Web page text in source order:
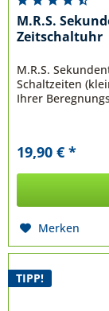
M.R.S.
Zeitschaltuhr
M.R.S.
Schaltzeiten
Ihrer
19,90 € *
Merken
TIPP!